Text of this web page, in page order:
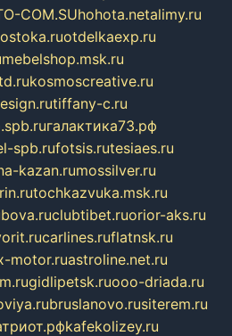
COM.SUhohota.netalimy.ru
otdelkaexp.ru
mebelshop.msk.ru
kosmoscreative.ru
tiffany-c.ru
галактика73.рф
spb.rufotsis.rutesiaes.ru
kazan.rumossilver.ru
tochkazvuka.msk.ru
clubtibet.ruorior-aks.ru
carlines.ruflatnsk.ru
motor.ruastroline.net.ru
gidlipetsk.ruooo-driada.ru
bruslanovo.rusiterem.ru
kafekolizey.ru